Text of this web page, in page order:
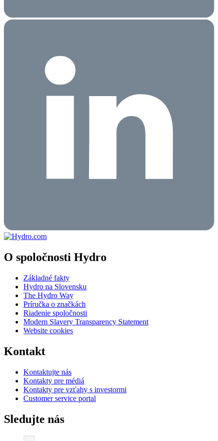
O spoločnosti Hydro
Základné fakty
Hydro na Slovensku
The Hydro Way
Príručka o značkách
Riadenie spoločnosti
Modern Slavery Transparency Statement
Website cookies
Kontakt
Kontaktujte nás
Kontakty pre médiá
Kontakty pre vzťahy s investormi
Customer service portal
Sledujte nás